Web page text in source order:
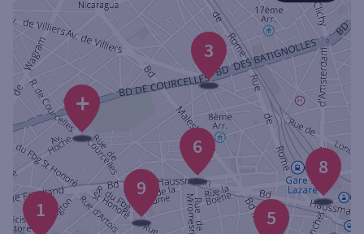
Rue
Rechercher
9
8
+
6
5
3
1